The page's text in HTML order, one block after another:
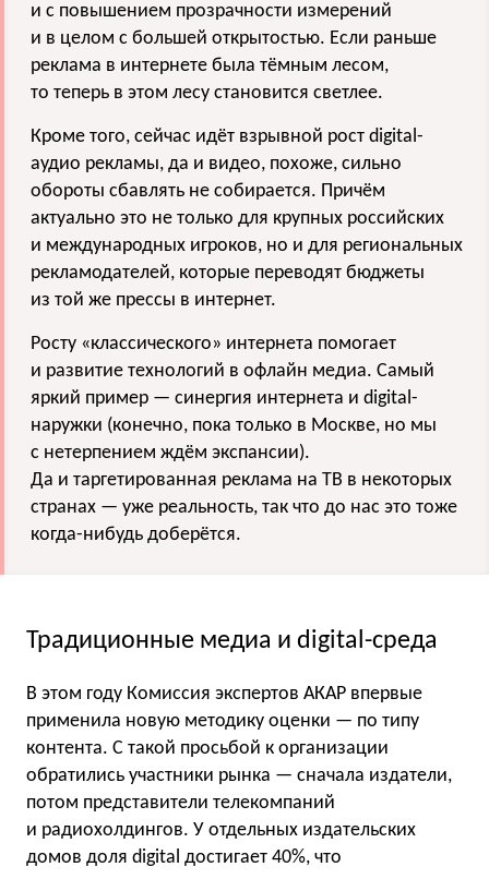
и с повышением прозрачности измерений
и в целом с большей открытостью. Если раньше
реклама в интернете была тёмным лесом,
то теперь в этом лесу становится светлее.
Кроме того, сейчас идёт взрывной рост digital-
аудио рекламы, да и видео, похоже, сильно
обороты сбавлять не собирается. Причём
актуально это не только для крупных российских
и международных игроков, но и для региональных
рекламодателей, которые переводят бюджеты
из той же прессы в интернет.
Росту «классического» интернета помогает
и развитие технологий в офлайн медиа. Самый
яркий пример — синергия интернета и digital-
наружки (конечно, пока только в Москве, но мы
с нетерпением ждём экспансии).
Да и таргетированная реклама на ТВ в некоторых
странах — уже реальность, так что до нас это тоже
когда-нибудь доберётся.
Традиционные медиа и digital-среда
В этом году Комиссия экспертов АКАР впервые
применила новую методику оценки — по типу
контента. С такой просьбой к организации
обратились участники рынка — сначала издатели,
потом представители телекомпаний
и радиохолдингов. У отдельных издательских
домов доля digital достигает 40%, что